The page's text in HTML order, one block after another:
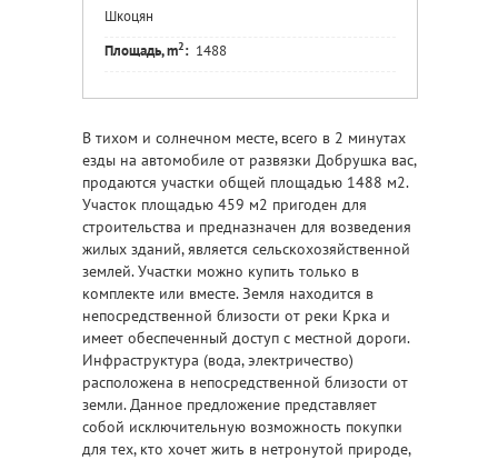
Шкоцян
Площадь, m2: 1488
В тихом и солнечном месте, всего в 2 минутах
езды на автомобиле от развязки Добрушка вас,
продаются участки общей площадью 1488 м2.
Участок площадью 459 м2 пригоден для
строительства и предназначен для возведения
жилых зданий, является сельскохозяйственной
землей. Участки можно купить только в
комплекте или вместе. Земля находится в
непосредственной близости от реки Крка и
имеет обеспеченный доступ с местной дороги.
Инфраструктура (вода, электричество)
расположена в непосредственной близости от
земли. Данное предложение представляет
собой исключительную возможность покупки
для тех, кто хочет жить в нетронутой природе,